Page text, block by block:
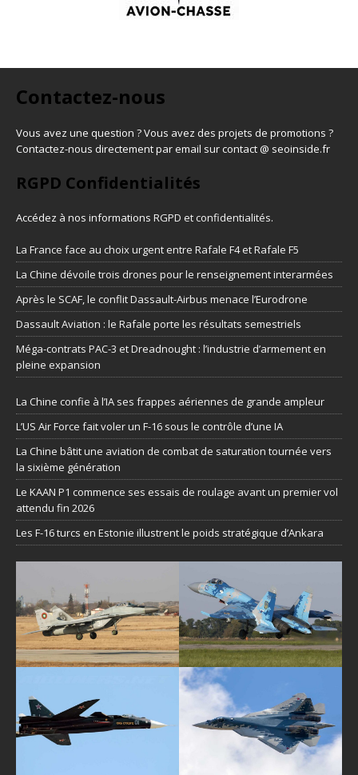
Contactez-nous
Vous avez une question ? Vous avez des projets de promotions ?
Contactez-nous directement par email sur contact @ seoinside.fr
RGPD Confidentialités
Accédez à nos informations RGPD et confidentialités.
La France face au choix urgent entre Rafale F4 et Rafale F5
La Chine dévoile trois drones pour le renseignement interarmées
Après le SCAF, le conflit Dassault-Airbus menace l’Eurodrone
Dassault Aviation : le Rafale porte les résultats semestriels
Méga-contrats PAC-3 et Dreadnought : l’industrie d’armement en
pleine expansion
La Chine confie à l’IA ses frappes aériennes de grande ampleur
L’US Air Force fait voler un F-16 sous le contrôle d’une IA
La Chine bâtit une aviation de combat de saturation tournée vers
la sixième génération
Le KAAN P1 commence ses essais de roulage avant un premier vol
attendu fin 2026
Les F-16 turcs en Estonie illustrent le poids stratégique d’Ankara